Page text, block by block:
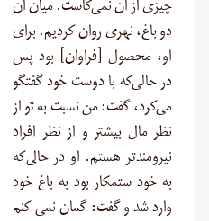
چیزی از آن نمی‌کاست. میان آن
دو باغ، نهری روان کردیم. برای
او، محصول [فراوان] بود پس
در حالی‌که با دوست خود گفتگو
می‌کرد، گفت: من نسبت به تو از
نظر مال بیشتر و از نظر افراد
نیرومندتر هستم. او در حالى‌که
به خود ستمکار بود به باغ خود
وارد شد و گفت: گمان نمى‏ کنم